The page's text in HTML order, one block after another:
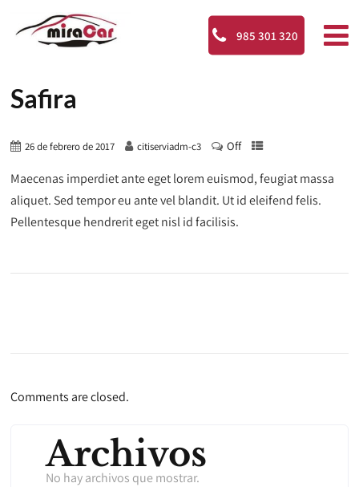
985 301 320
Safira
26 de febrero de 2017 citiserviadm-c3 Off
Maecenas imperdiet ante eget lorem euismod, feugiat massa
aliquet. Sed tempor eu ante vel blandit. Ut id eleifend felis.
Pellentesque hendrerit eget nisl id facilisis.
Comments are closed.
Archivos
No hay archivos que mostrar.